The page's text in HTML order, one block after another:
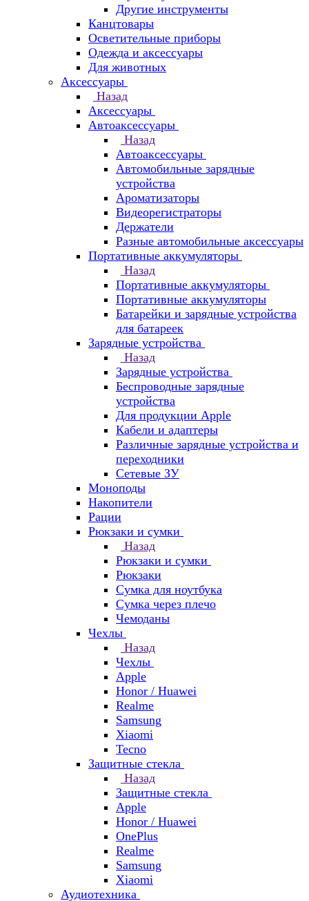
Другие инструменты
Канцтовары
Осветительные приборы
Одежда и аксессуары
Для животных
Аксессуары
Назад
Аксессуары
Автоаксессуары
Назад
Автоаксессуары
Автомобильные зарядные
устройства
Ароматизаторы
Видеорегистраторы
Держатели
Разные автомобильные аксессуары
Портативные аккумуляторы
Назад
Портативные аккумуляторы
Портативные аккумуляторы
Батарейки и зарядные устройства
для батареек
Зарядные устройства
Назад
Зарядные устройства
Беспроводные зарядные
устройства
Для продукции Apple
Кабели и адаптеры
Различные зарядные устройства и
переходники
Сетевые ЗУ
Моноподы
Накопители
Рации
Рюкзаки и сумки
Назад
Рюкзаки и сумки
Рюкзаки
Сумка для ноутбука
Сумка через плечо
Чемоданы
Чехлы
Назад
Чехлы
Apple
Honor / Huawei
Realme
Samsung
Xiaomi
Tecno
Защитные стекла
Назад
Защитные стекла
Apple
Honor / Huawei
OnePlus
Realme
Samsung
Xiaomi
Аудиотехника